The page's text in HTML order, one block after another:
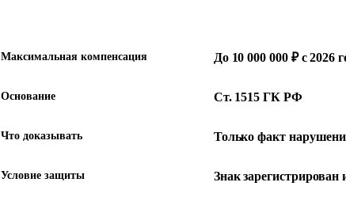
Максимальная компенсация До 10 000 000 ₽ с 2026
Основание Ст. 1515 ГК РФ
Что доказывать Только факт
Условие защиты Знак зарегистрирован